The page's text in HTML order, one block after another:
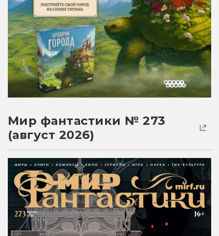
Мир фантастики № 273
(август 2026)